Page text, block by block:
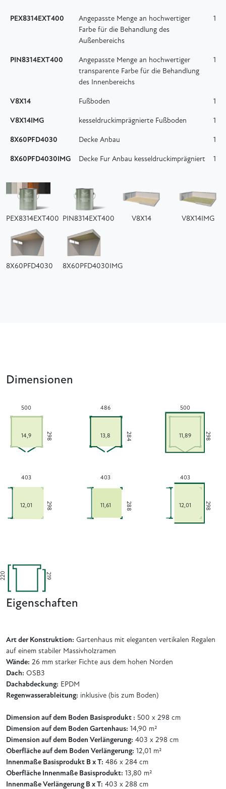
PEX8314EXT400
Angepasste Menge an hochwertiger
Farbe für die Behandlung des
Außenbereichs
1
PIN8314EXT400
Angepasste Menge an hochwertiger
transparente Farbe für die Behandlung
des Innenbereichs
1
V8X14 Fußboden 1
V8X14IMG kesseldruckimprägnierte Fußboden 1
8X60PFD4030 Decke Anbau 1
8X60PFD4030IMG Decke Fur Anbau kesseldruckimprägniert 1
PEX8314EXT400 PIN8314EXT400 V8X14 V8X14IMG
8X60PFD4030 8X60PFD4030IMG
Dimensionen
298
500
14,9 284
486
13,8 298
500
11,89
298
403
12,01 288
403
11,61 298
403
12,01
220 219
Eigenschaften
Art der Konstruktion: Gartenhaus mit eleganten vertikalen Regalen
auf einem stabiler Massivholzramen
Wände: 26 mm starker Fichte aus dem hohen Norden
Dach: OSB3
Dachabdeckung: EPDM
Regenwasserableitung: inklusive (bis zum Boden)
Dimension auf dem Boden Basisprodukt : 500 x 298 cm
Dimension auf dem Boden Gartenhaus: 14,90 m²
Dimension auf dem Boden Verlängerung: 403 x 298 cm
Oberfläche auf dem Boden Verlängerung: 12,01 m²
Innenmaße Basisprodukt B x T: 486 x 284 cm
Oberfläche Innenmaße Basisprodukt: 13,80 m²
Innenmaße Verlängerung B x T: 403 x 288 cm